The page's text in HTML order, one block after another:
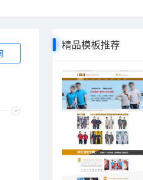
精品模板推荐